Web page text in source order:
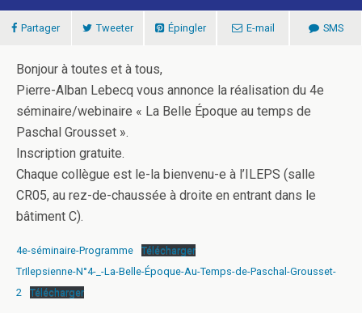
Partager Tweeter Épingler E-mail SMS
Bonjour à toutes et à tous,
Pierre-Alban Lebecq vous annonce la réalisation du 4e
séminaire/webinaire « La Belle Époque au temps de
Paschal Grousset ».
Inscription gratuite.
Chaque collègue est le-la bienvenu-e à l’ILEPS (salle
CR05, au rez-de-chaussée à droite en entrant dans le
bâtiment C).
4e-séminaire-Programme
Télécharger
TrIlepsienne-N°4-_-La-Belle-Époque-Au-Temps-de-Paschal-Grousset-
2
Télécharger